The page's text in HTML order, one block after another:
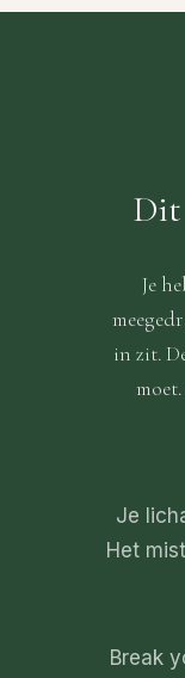
Dit
Je
in zit.
Je
Het
Break